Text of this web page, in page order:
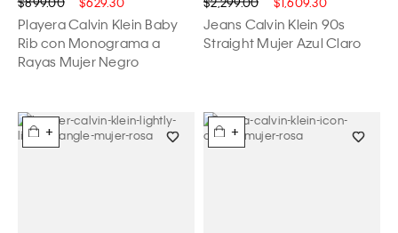
Playera Calvin Klein Baby
Rib con Monograma a
Rayas Mujer Negro
Jeans Calvin Klein 90s
Straight Mujer Azul Claro
+ +